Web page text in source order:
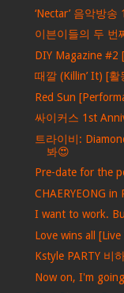
‘Nectar’ 음악방
이븐이들의 두 번
DIY Magazine #2
때깔 (Killin’ It) [
Red Sun
싸이커스 1st
트라이비:
봐😍
Pre-date for the
CHAERYEONG in
I want to work.
Love wins all
Kstyle PARTY 비
Now on, I'm